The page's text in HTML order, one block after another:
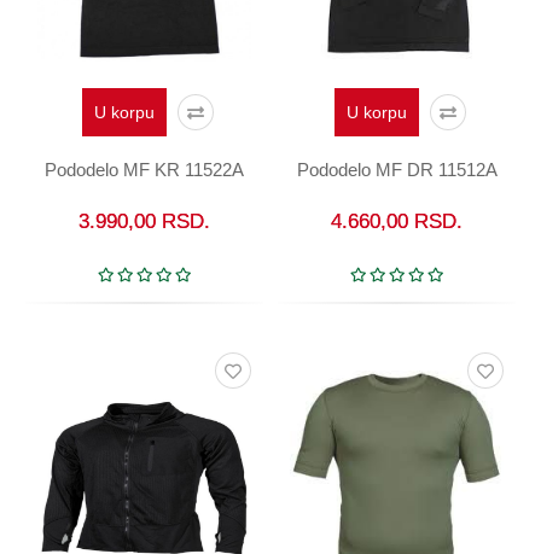
U korpu
Pododelo MF KR 11522A
3.990,00 RSD.
U korpu
Pododelo MF DR 11512A
4.660,00 RSD.